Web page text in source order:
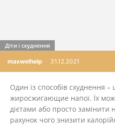
maxwelhelp - 31.12.2021
Діти і схуднення
Один із способів схуднення –
жиросжигающие напої. Їх
дієтами або просто замінити
рахунок чого знизити